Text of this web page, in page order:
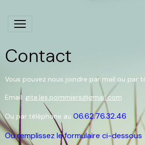
Contact
Vous pouvez nous joindre par mail ou par
Email: gite.les.pommiers@gmail.com
Ou par téléphone au 06.62.76.32.46
Ou remplissez le formulaire ci-dessous